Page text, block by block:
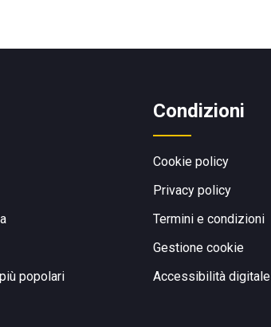
popolari
Condizioni
Cookie policy
Privacy policy
Termini e condizioni
Gestione cookie
Accessibilità digitale